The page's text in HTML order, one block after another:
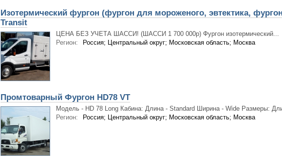
Изотермический фургон (фургон для мороженого, эвтектика,
Transit
ЦЕНА БЕЗ УЧЕТА ШАССИ! (ШАССИ 1 700 000р) Фургон изотермический...
Регион:
Россия; Центральный округ; Московская область; Москва
Промтоварный Фургон HD78 VT
Модель - HD 78 Long Кабина: Длина - Standard Ширина - Wide Размеры:
Регион:
Россия; Центральный округ; Московская область; Москва